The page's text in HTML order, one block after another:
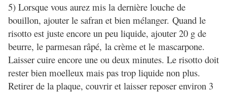
5) Lorsque vous aurez mis la dernière louche de
bouillon, ajouter le safran et bien mélanger. Quand le
risotto est juste encore un peu liquide, ajouter 20 g de
beurre, le parmesan râpé, la crème et le mascarpone.
Laisser cuire encore une ou deux minutes. Le risotto doit
rester bien moelleux mais pas trop liquide non plus.
Retirer de la plaque, couvrir et laisser reposer environ 3